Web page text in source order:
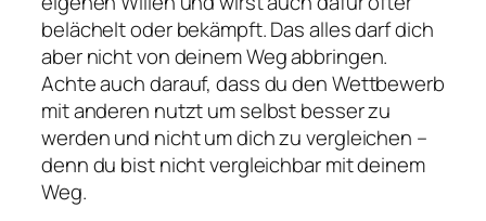
belächelt oder bekämpft. Das alles darf dich
aber nicht von deinem Weg abbringen.
Achte auch darauf, dass du den Wettbewerb
mit anderen nutzt um selbst besser zu
werden und nicht um dich zu vergleichen –
denn du bist nicht vergleichbar mit deinem
Weg.